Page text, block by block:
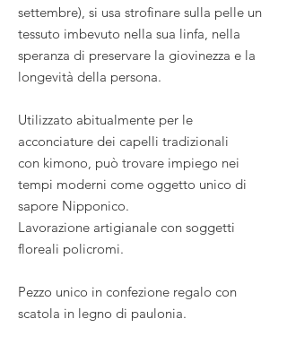
settembre), si usa strofinare sulla pelle un
tessuto imbevuto nella sua linfa, nella
speranza di preservare la giovinezza e la
longevità della persona.
Utilizzato abitualmente per le
acconciature dei capelli tradizionali
con kimono, può trovare impiego nei
tempi moderni come oggetto unico di
sapore Nipponico.
Lavorazione artigianale con soggetti
floreali policromi.
Pezzo unico in confezione regalo con
scatola in legno di paulonia.